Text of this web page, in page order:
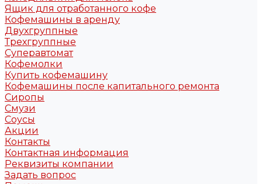
Ящик для отработанного кофе
Кофемашины в аренду
Двухгруппные
Трехгруппные
Суперавтомат
Кофемолки
Купить кофемашину
Кофемашины после капитального ремонта
Сиропы
Смузи
Соусы
Акции
Контакты
Контактная информация
Реквизиты компании
Задать вопрос